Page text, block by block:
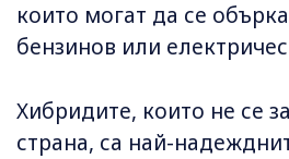
които могат да се
бензинов или
Хибридите, които не се
страна, са най-